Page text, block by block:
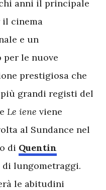
anni il principale
cinema
e un
le nuove
prestigiosa che
grandi registi del
Le iene viene
al Sundance nel
di Quentin
di lungometraggi.
le abitudini